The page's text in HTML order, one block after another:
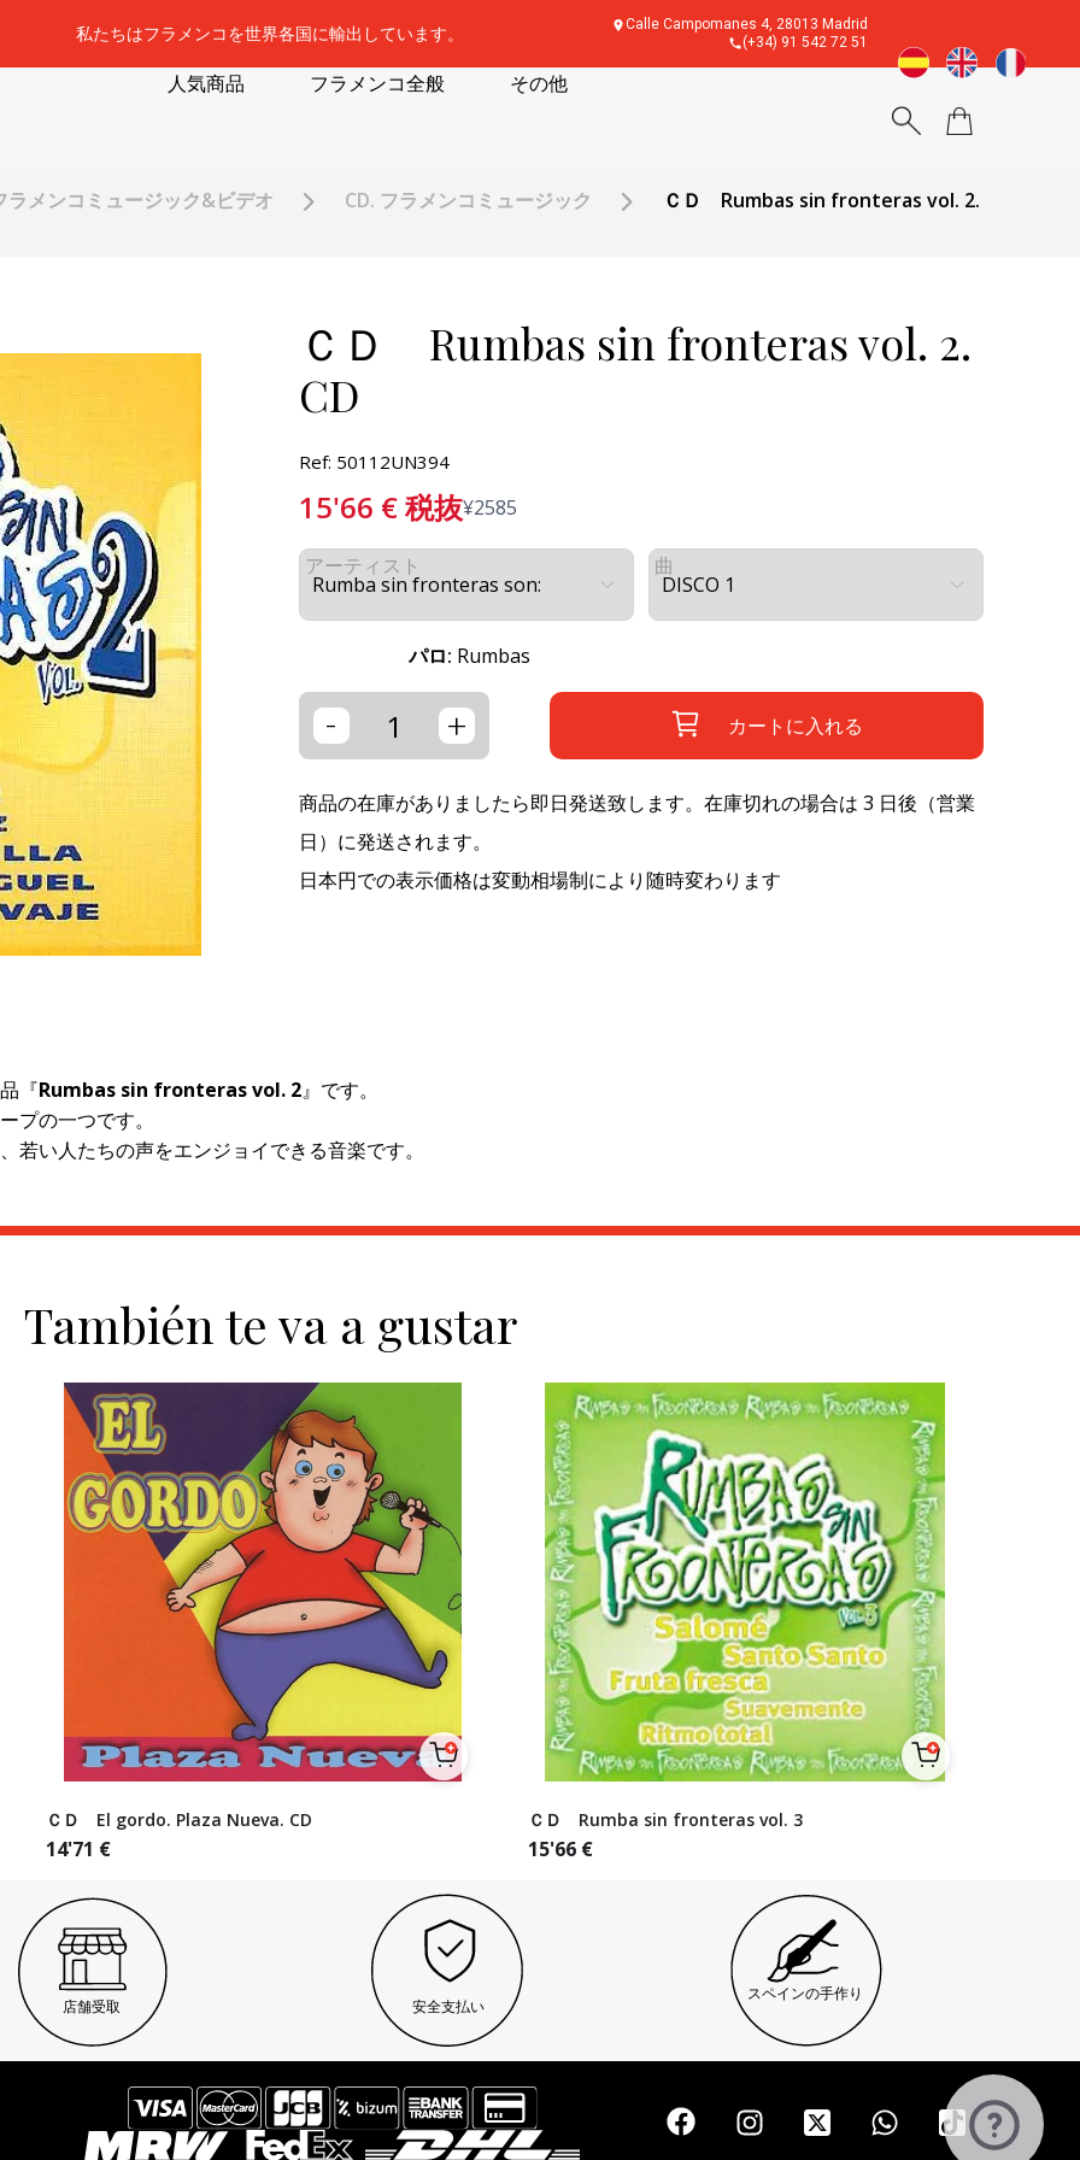
私たちはフラメンコを世界各国に輸出しています。
Calle Campomanes 4, 28013 Madrid
(+34) 91 542 72 51
人気商品 フラメンコ全般 その他
ラメンコミュージック&ビデオ CD. フラメンコミュージック ＣＤ Rumbas sin fronteras vol. 2.
ＣＤ Rumbas sin fronteras vol. 2.
CD
Ref: 50112UN394
15'66 €税抜¥2585
アーティスト 曲
パロ: Rumbas
- + カートに入れる
商品の在庫がありましたら即日発送致します。在庫切れの場合は 3 日後（営業
日）に発送されます。
日本円での表示価格は変動相場制により随時変わります
『Rumbas sin fronteras vol. 2』です。
プの一つです。
人たちの声をエンジョイできる音楽です。
También te va a gustar
ＣＤ El gordo. Plaza Nueva. CD
14'71 €
ＣＤ Rumba sin fronteras vol. 3
15'66 €
店舗受取 安全支払い
スペインの手作り